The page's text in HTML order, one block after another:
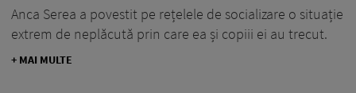
Anca Serea a povestit pe rețelele de socializare o situație
extrem de neplăcută prin care ea și copiii ei au trecut.
+ MAI MULTE